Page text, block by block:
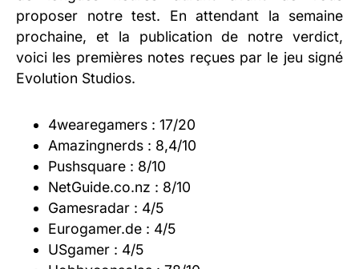
proposer notre test. En attendant la semaine
prochaine, et la publication de notre verdict,
voici les premières notes reçues par le jeu signé
Evolution Studios.
4wearegamers : 17/20
Amazingnerds : 8,4/10
Pushsquare : 8/10
NetGuide.co.nz : 8/10
Gamesradar : 4/5
Eurogamer.de : 4/5
USgamer : 4/5